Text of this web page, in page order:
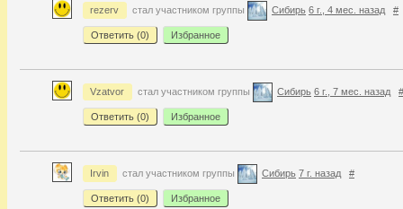
rezerv стал участником группы Сибирь 6 г., 4 мес. назад #
Ответить (0) Избранное
Vzatvor стал участником группы Сибирь 6 г., 7 мес. назад #
Ответить (0) Избранное
Irvin стал участником группы Сибирь 7 г. назад #
Ответить (0) Избранное